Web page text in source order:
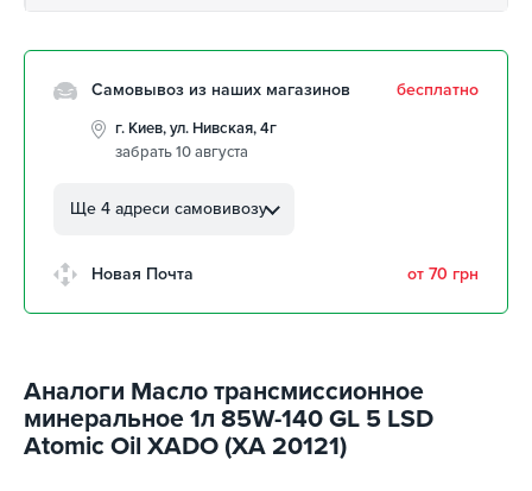
Самовывоз из наших магазинов бесплатно
г. Киев, ул. Нивская, 4г
забрать 10 августа
Автолюбителей, 8а
авторынок
г. Киев, ул. Остафия
Дашкевича, 15
забрать 10 августа
Ще 4 адреси самовивозу
Новая Почта от 70 грн
Аналоги Масло трансмиссионное
минеральное 1л 85W-140 GL 5 LSD
Atomic Oil XADO (XA 20121)